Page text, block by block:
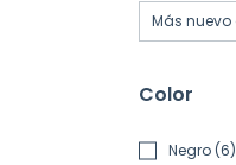
Color
Negro (6)